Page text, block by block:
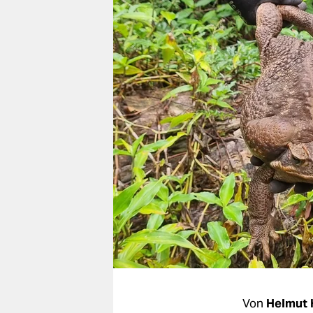
nord
wahrheit
verlag
verlag
veranstaltungen
shop
fragen & hilfe
unterstützen
abo
Von Helmut